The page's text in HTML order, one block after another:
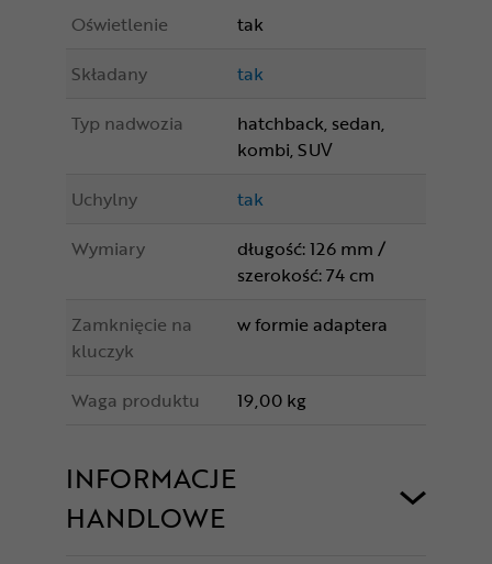
Oświetlenie
tak
Składany
tak
Typ nadwozia
hatchback, sedan,
kombi, SUV
Uchylny
tak
Wymiary
długość: 126 mm /
szerokość: 74 cm
Zamknięcie na
kluczyk
w formie adaptera
Waga produktu 19,00 kg
INFORMACJE
HANDLOWE